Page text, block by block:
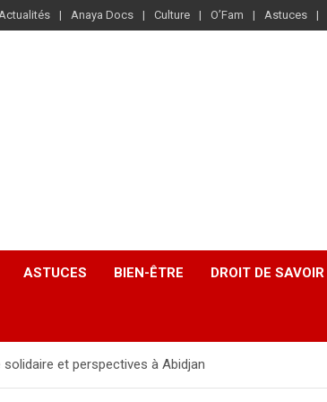
Anaya Docs Culture O’Fam Astuces
ASTUCES BIEN-ÊTRE DROIT DE SAVOIR
et perspectives à Abidjan